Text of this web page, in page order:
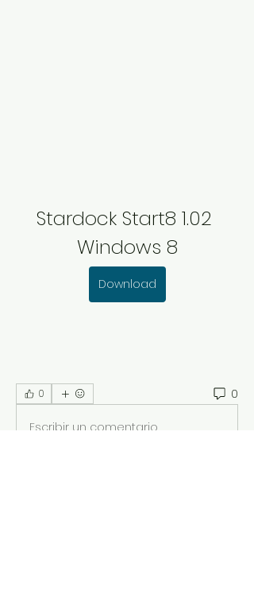
Stardock Start8 1.02
Windows 8
Download
0 0
Escribir un comentario...